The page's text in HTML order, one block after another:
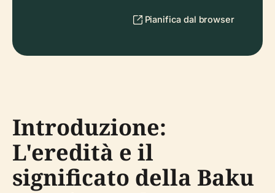
Pianifica dal browser
Introduzione:
L'eredità e il
significato della Baku